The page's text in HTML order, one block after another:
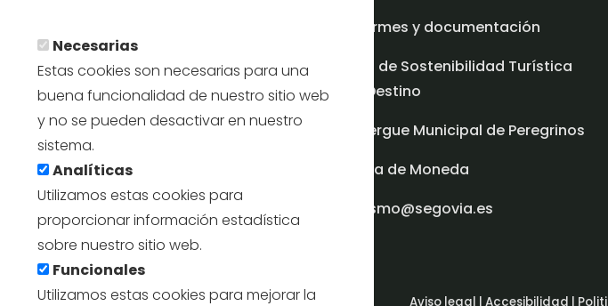
Necesarias
Estas cookies son necesarias para una
buena funcionalidad de nuestro sitio web
y no se pueden desactivar en nuestro
sistema.
Analíticas
Utilizamos estas cookies para
proporcionar información estadística
sobre nuestro sitio web.
Funcionales
Utilizamos estas cookies para mejorar la
Informes y documentación
Plan de Sostenibilidad Turística
en Destino
Albergue Municipal de Peregrinos
Casa de Moneda
turismo@segovia.es
Aviso legal | Accesibilidad |